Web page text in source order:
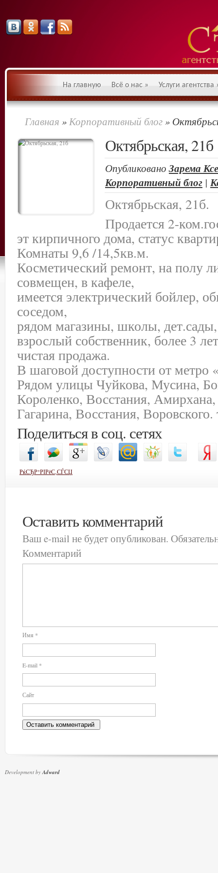
На главную Всё о нас » Услуги агентства
Главная »Корпоративный блог»
Октябрьская, 21б
Опубликовано Зарема
Корпоративный блог |
Октябрьская, 21б.
Продается 2-
эт кирпичного дома, статус
Комнаты 9,6 /14,5кв.м.
Косметический ремонт, на полу
совмещен, в кафеле,
имеется электрический бойлер,
соседом,
рядом магазины, школы,
взрослый собственник, более 3
чистая продажа.
В шаговой доступности от метро
Рядом улицы Чуйкова, Мусина,
Короленко, Восстания, Амирхана,
Гагарина, Восстания,
Поделиться в соц. сетях
РќСЂР°РІРёС‚СЃСЏ
Оставить комментарий
Ваш e-mail не будет опубликован.
Комментарий
Имя *
E-mail *
Сайт
Development byAdward